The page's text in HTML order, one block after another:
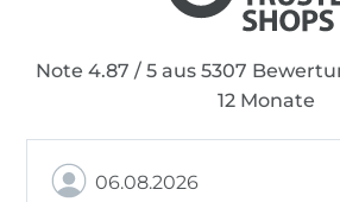
Note 4.87 / 5 aus 5307
12 Monate
06.08.2026